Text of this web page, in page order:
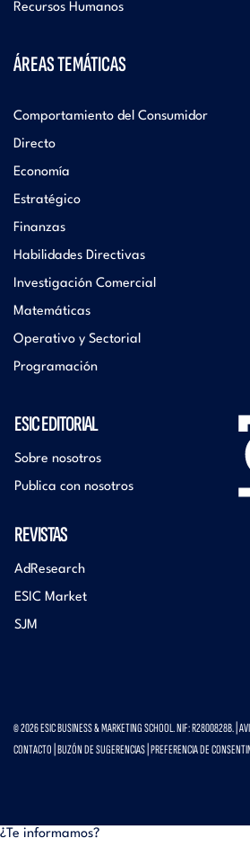
Recursos Humanos
ÁREAS TEMÁTICAS
Comportamiento del Consumidor
Directo
Economía
Estratégico
Finanzas
Habilidades Directivas
Investigación Comercial
Matemáticas
Operativo y Sectorial
Programación
ESIC EDITORIAL
Sobre nosotros
Publica con nosotros
REVISTAS
AdResearch
ESIC Market
SJM
© 2026 ESIC BUSINESS & MARKETING SCHOOL. NIF: R2800828B. |
CONTACTO BUZÓN DE SUGERENCIAS PREFERENCIA DE
¿Te informamos?